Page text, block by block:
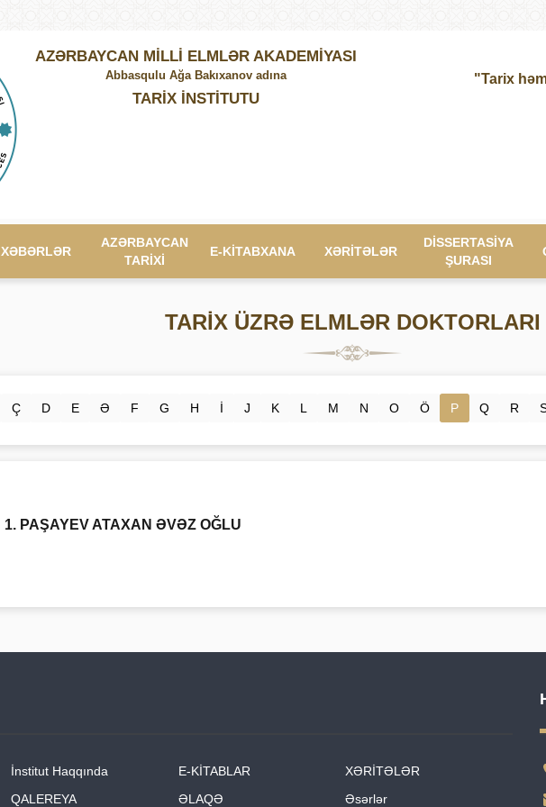
AZƏRBAYCAN MİLLİ ELMLƏR AKADEMİYASI
Abbasqulu Ağa Bakıxanov adına
TARİX İNSTİTUTU
"Tarix
XƏBƏRLƏR
AZƏRBAYCAN
TARİXİ
E-KİTABXANA XƏRİTƏLƏR
DİSSERTASİYA
ŞURASI
TARİX ÜZRƏ ELMLƏR DOKTORLARI
Ç D E Ə F G H İ J K L M N O Ö P Q R
1. PAŞAYEV ATAXAN ƏVƏZ OĞLU
İnstitut Haqqında E-KİTABLAR
XƏRİTƏLƏR
QALEREYA ƏLAQƏ Əsərlər